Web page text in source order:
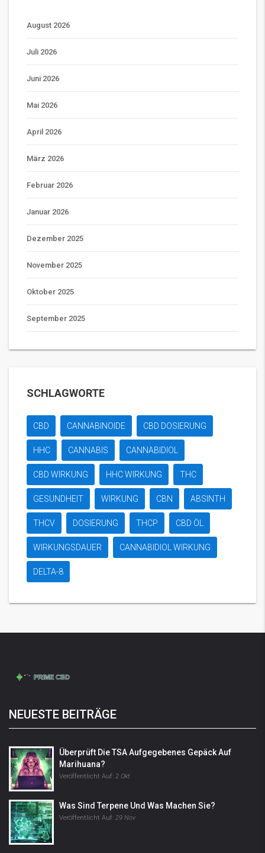
August 2026
Juli 2026
Juni 2026
Mai 2026
April 2026
März 2026
Februar 2026
Januar 2026
Dezember 2025
November 2025
Oktober 2025
September 2025
SCHLAGWORTE
CBD CANNABINOIDE CBD DOSIERUNG
HHC CANNABIS CANNABIDIOL
CBD WIRKUNG HHC WIRKUNG THC
GESUNDHEIT WIRKUNG CBN ABSINTH
THCV DOSIERUNG THCP CBD ÖL
WIRKUNGSDAUER CANNABIDIOL WIRKUNG
DELTA-8
NEUESTE BEITRÄGE
Überprüft Die TSA Aufgegebenes Gepäck Auf
Marihuana?
Veröffentlicht Auf: 2 Okt
Was Sind Terpene Und Was Machen Sie?
Veröffentlicht Auf: 29 Nov